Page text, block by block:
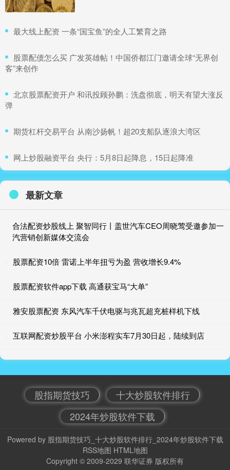
​最大线上配资 一条“国宝鱼”的全人工繁育之路
​股票配债怎么买 广发英雄帖！中国侨都江门邀请全球“无界创
客”来创作
​北京股票配资开户 和讯投顾孙鹏：洗盘彻底，明天有望大涨反
弹
​期货杠杆交易平台 从南沙扬帆！超20支船队逐浪大湾区
​网上炒股融资平台 央行：5月8日起降息，15日起降准
最新文章
合法配资炒股线上 聚智同行丨盖世汽车CEO周晓莺受邀参加一
汽营销创新媒体交流会
股票配资10倍 雷诺上半年扭亏为盈 营收增长9.4%
股票配资软件app下载 高通获宝马“大单”
雅安股票配资 东风汽车千伏电驱与兆瓦超充桩样机下线
互联网配资炒股平台 小米澎程实车7月30日起，陆续到店
股指期货技巧
十大炒股软件排行
2024年炒股软件下载
Powered by 股指期货技巧_十大炒股软件排行_2024年炒股软件下载
RSS地图 HTML地图
Copyright © 2009-2029 联华证券 版权所有